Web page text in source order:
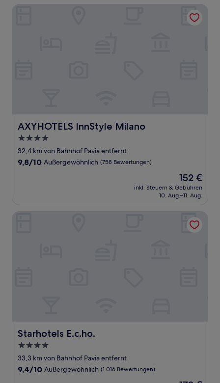
AXYHOTELS InnStyle Milano
AXYHOTELS InnStyle Milano
4.0-
Sterne-
Unterkunft
32,4 km von Bahnhof Pavia entfernt
9.8
9,8/10 Außergewöhnlich (758 Bewertungen)
Der
Preis
beträgt
152 €
inkl. Steuern & Gebühren
10. Aug.–11. Aug.
Starhotels E.c.ho.
Starhotels E.c.ho.
4.0-
Sterne-
Unterkunft
33,3 km von Bahnhof Pavia entfernt
9.4
9,4/10 Außergewöhnlich (1.016 Bewertungen)